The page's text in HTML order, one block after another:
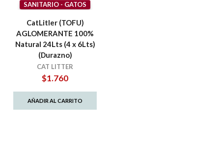
SANITARIO - GATOS
CatLitler (TOFU)
AGLOMERANTE 100%
Natural 24Lts (4 x 6Lts)
(Durazno)
CAT LITTER
$1.760
AÑADIR AL CARRITO